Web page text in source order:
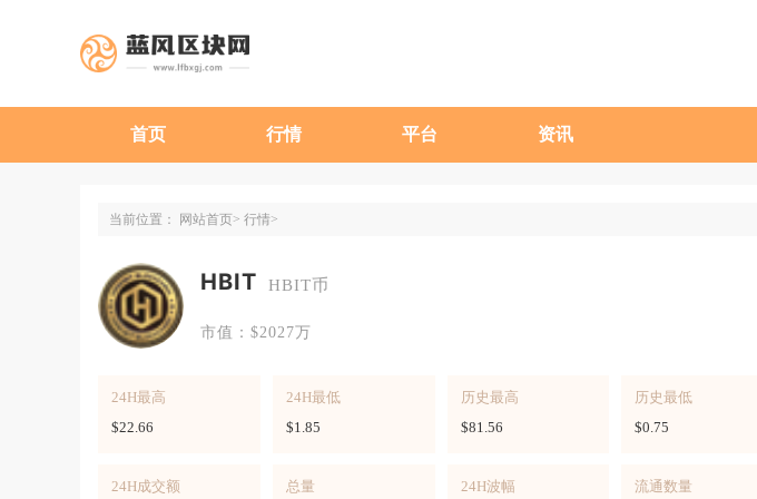
首页 行情 平台 资讯
当前位置： 网站首页 行情
HBIT HBIT币
市值：$2027万
24H最高
$22.66
24H最低
$1.85
历史最高
$81.56
历史最低
$0.75
24H成交额
总量
24H波幅
流通数量